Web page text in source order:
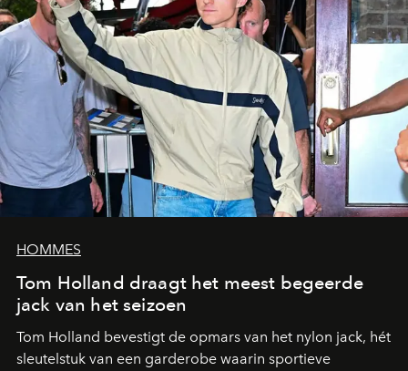
HOMMES
Tom Holland draagt het meest begeerde
jack van het seizoen
Tom Holland bevestigt de opmars van het nylon jack, hét
sleutelstuk van een garderobe waarin sportieve